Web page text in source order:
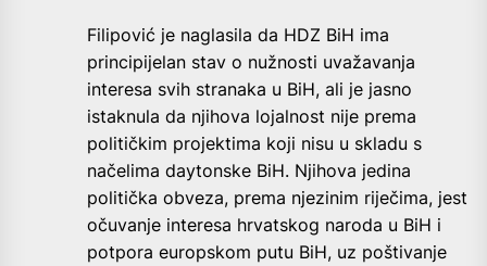
Filipović je naglasila da HDZ BiH ima
principijelan stav o nužnosti uvažavanja
interesa svih stranaka u BiH, ali je jasno
istaknula da njihova lojalnost nije prema
političkim projektima koji nisu u skladu s
načelima daytonske BiH. Njihova jedina
politička obveza, prema njezinim riječima, jest
očuvanje interesa hrvatskog naroda u BiH i
potpora europskom putu BiH, uz poštivanje